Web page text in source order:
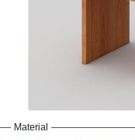
Material